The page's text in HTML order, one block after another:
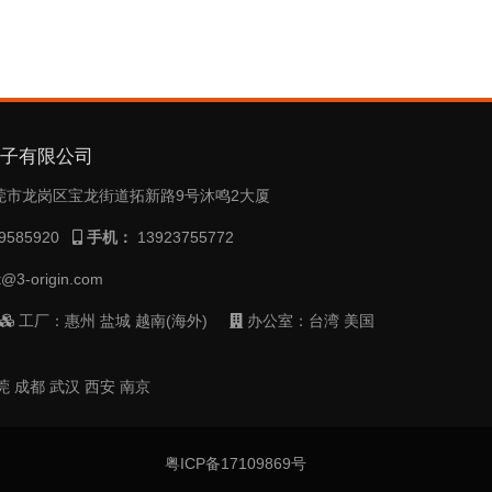
有限公司
龙岗区宝龙街道拓新路9号沐鸣2大厦
手机： 13923755772
origin.com
工厂：惠州 盐城 越南(海外) 办公室：台湾 美国
成都 武汉 西安 南京
粤ICP备17109869号